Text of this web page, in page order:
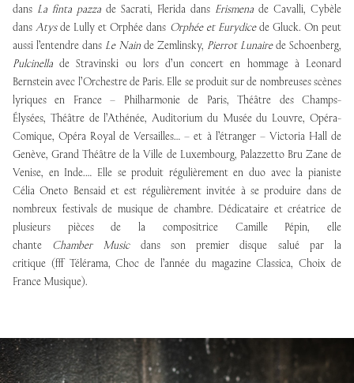
dans La finta pazza de Sacrati, Flerida dans Erismena de Cavalli, Cybèle
dansAtysde Lully et Orphée dans Orphée et Eurydicede Gluck. On peut
aussi l’entendre dans Le Nain de Zemlinsky, Pierrot Lunairede Schoenberg,
Pulcinella de Stravinski ou lors d’un concert en hommage à Leonard
Bernstein avec l’Orchestre de Paris. Elle se produit sur de nombreuses scènes
lyriques en France – Philharmonie de Paris, Théâtre des Champs-
Élysées, Théâtre de l’Athénée, Auditorium du Musée du Louvre, Opéra-
Comique, Opéra Royal de Versailles… – et à l’étranger – Victoria Hall de
Genève, Grand Théâtre de la Ville de Luxembourg, Palazzetto Bru Zane de
Venise, en Inde.… Elle se produit régulièrement en duo avec la pianiste
Célia Oneto Bensaid et est régulièrement invitée à se produire dans de
nombreux festivals de musique de chambre. Dédicataire et créatrice de
plusieurs pièces de la compositrice Camille Pépin, elle
chante Chamber Music dans son premier disque salué par la
critique (fff Télérama, Choc de l’année du magazine Classica, Choix de
France Musique).